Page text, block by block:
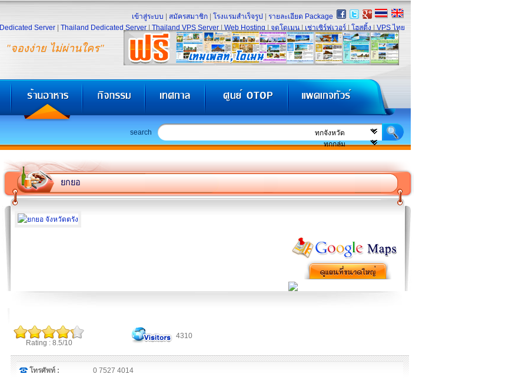
"จองง่าย ไม่ผ่านใคร"
เข้าสู่ระบบ สมัครสมาชิก โรงแรมสำเร็จรูป
รายละเอียด Package
Dedicated Server
Thailand Dedicated Server Thailand VPS Server Web Hosting จดโดเมน เช่าเซิร์ฟเวอร์ โฮสติ้ง VPS ไทย
search
ยกยอ
Rating : 8.5/10
4310
โทรศัพท์ : 0 7527 4014